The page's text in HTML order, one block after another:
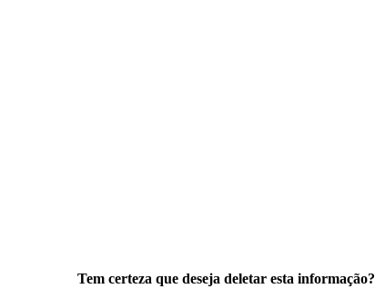
Tem certeza que deseja deletar esta informação?